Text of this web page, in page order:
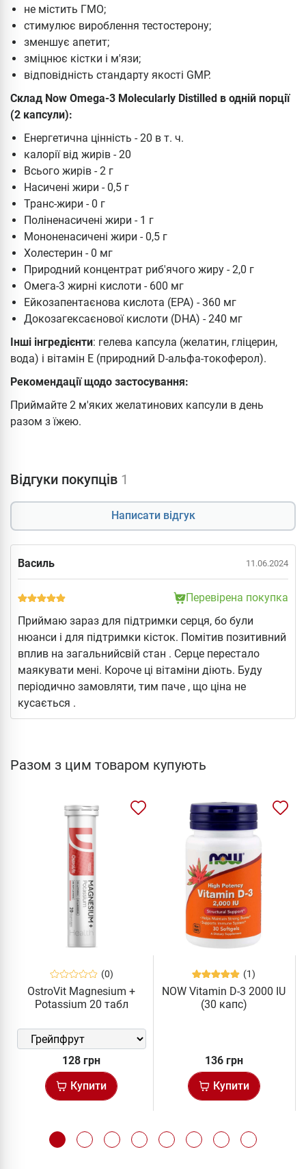
не містить ГМО;
стимулює вироблення тестостерону;
зменшує апетит;
зміцнює кістки і м'язи;
відповідність стандарту якості GMP.
Склад Now Omega-3 Molecularly Distilled в одній порції
(2 капсули):
Енергетична цінність - 20 в т. ч.
калорії від жирів - 20
Всього жирів - 2 г
Насичені жири - 0,5 г
Транс-жири - 0 г
Поліненасичені жири - 1 г
Мононенасичені жири - 0,5 г
Холестерин - 0 мг
Природний концентрат риб'ячого жиру - 2,0 г
Омега-3 жирні кислоти - 600 мг
Ейкозапентаєнова кислота (EPA) - 360 мг
Докозагексаєнової кислоти (DHA) - 240 мг
Інші інгредієнти: гелева капсула (желатин, гліцерин,
вода) і вітамін Е (природний D-альфа-токоферол).
Рекомендації щодо застосування:
Приймайте 2 м'яких желатинових капсули в день
разом з їжею.
Відгуки покупців 1
Написати відгук
Василь 11.06.2024
Перевірена покупка
Приймаю зараз для підтримки серця, бо були
нюанси і для підтримки кісток. Помітив позитивний
вплив на загальнийсвій стан . Серце перестало
маякувати мені. Короче ці вітаміни діють. Буду
періодично замовляти, тим паче , що ціна не
кусається .
Разом з цим товаром купують
(0)
OstroVit Magnesium +
Potassium 20 табл
128 грн
Купити
(1)
NOW Vitamin D-3 2000 IU
(30 капс)
136 грн
Купити